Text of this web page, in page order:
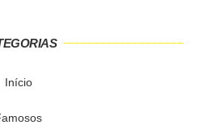
Início